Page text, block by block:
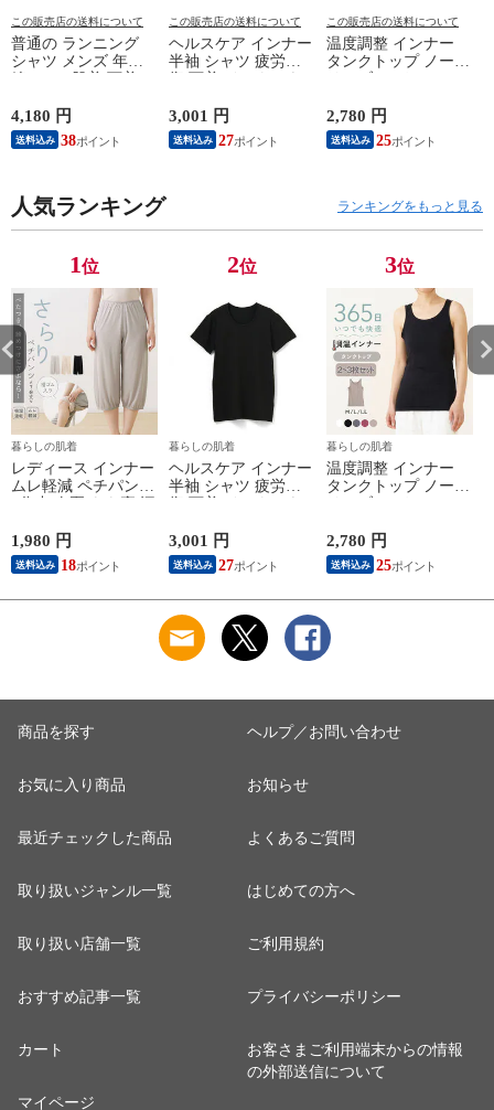
この販売店の送料について
普通の ランニング
シャツ メンズ 年間
綿100 % 肌着 下着 U
ンクトップ ノースリ
ーブ インナー 紳士
男性 シニア 抗菌 防
4,180 円
送料込み 38
この販売店の送料について
ヘルスケア インナー
半袖 シャツ 疲労回
復 下着 インナーウ
外線 疲労軽減 ボデ
ィケア 健康 プレゼ
ント ギフト ヘルス
3,001 円
送料込み 27
この販売店の送料について
温度調整 インナー
タンクトップ ノース
リーブ レディース
オフホワイト/ブラウ
ン/ブラック/チャコ
ールグレー/ピンク
2,780 円
送料込み 25
人気ランキング ランキングをもっと見る
1位
暮らしの肌着
レディース インナー
ムレ軽減 ペチパンツ
ス ペチパンツ 速乾
さらさら ハーフパン
ツ インナーパンツ
1,980 円
送料込み 18
2位
暮らしの肌着
ヘルスケア インナー
半袖 シャツ 疲労回
外線 疲労軽減 ボデ
ィケア 健康 プレゼ
ント ギフト ヘルス
イナスイオン ゲルマ
ニウム 25AW
K1160L-E
3,001 円
送料込み 27
3位
暮らしの肌着
温度調整 インナー
タンクトップ ノース
オフホワイト/ブラウ
ン/ブラック/チャコ
ールグレー/ピンク
2,780 円
送料込み 25
商品を探す
お気に入り商品
最近チェックした商品
取り扱いジャンル一覧
取り扱い店舗一覧
おすすめ記事一覧
カート
マイページ
ヘルプ／お問い合わせ
お知らせ
よくあるご質問
はじめての方へ
ご利用規約
プライバシーポリシー
お客さまご利用端末からの情報
の外部送信について